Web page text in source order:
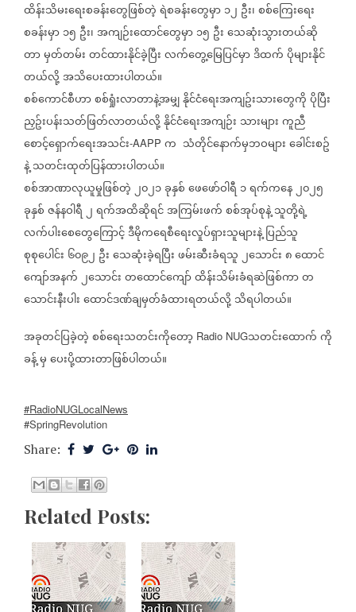
ထိန်းသိမးရေးစခန်းတွေဖြစ်တဲ့ရဲစခန်းတွေမှာ၁၂ ဦး၊စစ်ကြေးရေး
စခန်းမှာ၁၅ ဦး၊အကျဉ်းထောင်တွေမှာ၁၅ ဦးသေဆုံးသွားတယ်ဆို
တာမှတ်တမ်းတင်ထားနိုင်ခဲ့ပြီးလက်တွေ့မြေပြင်မှာဒိထက်ပိုများနိုင်
တယ်လို့အသိပေးထားပါတယ်။
စစ်ကောင်စီဟာစစ်ရှုံးလာတာနဲ့အမျှနိုင်ငံရေးအကျဥ်းသားတွေကိုပိုပြီး
ညှဥ်းပန်းသတ်ဖြတ်လာတယ်လို့နိုင်ငံရေးအကျဉ်း သားများကူညီ
စောင့်ရှောက်ရေးအသင်း-AAPP က သံတိုင်နောက်မှဘဝများခေါင်းစဥ်
နဲ့သတင်းထုတ်ပြန်ထားပါတယ်။
စစ်အာဏာလုယူမှုဖြစ်တဲ့၂၀၂၁ခုနှစ်ဖေဖော်ဝါရီ ၁ရက်ကနေ၂၀၂၅
ခုနှစ်ဇန်နဝါရီ၂ရက်အထိဆိုရင်အကြမ်းဖက်စစ်အုပ်စုနဲ့သူတို့ရဲ့
လက်ပါးစေတွေကြောင့်ဒီမိုကရေစီရေးလှုပ်ရှားသူများနဲ့ပြည်သူ
စုစုပေါင်း ၆၀၉၂ ဦးသေဆုံးခဲ့ရပြီးဖမ်းဆီးခံရသူ၂သောင်း၈ထောင်
ကျော်အနက်၂သောင်းတထောင်ကျော်ထိန်းသိမ်းခံရဆဲဖြစ်ကာတ
သောင်းနီးပါးထောင်ဒဏ်ချမှတ်ခံထားရတယ်လို့သိရပါတယ်။
အခုတင်ပြခဲ့တဲ့စစ်ရေးသတင်း‌ကိုတော့ Radio NUGသတင်းထောက်ကို
ခန့်မှပေးပို့ထားတာဖြစ်ပါတယ်။
#RadioNUGLocalNews
#SpringRevolution
Share:
Related Posts: